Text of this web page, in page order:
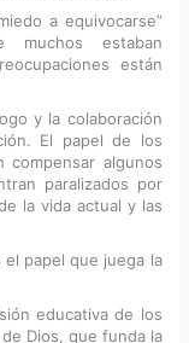
a equivocarse”
estaban
están
y la colaboración
El papel de los
algunos
paralizados por
la vida actual y las
papel que juega la
educativa de los
Dios, que funda la